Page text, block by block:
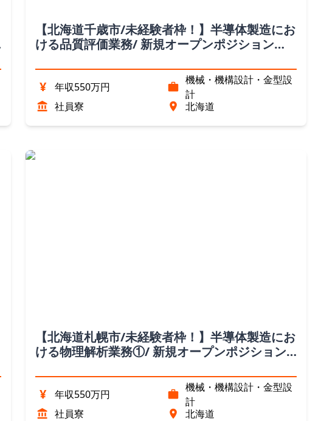
【北海道千歳市/未経験者枠！】半導体製造にお
ける品質評価業務/ 新規オープンポジション
¥
年収550万円
機械・機構設計・金型設
計
社員寮
北海道
【北海道札幌市/未経験者枠！】半導体製造にお
ける物理解析業務①/ 新規オープンポジション
¥
年収550万円
機械・機構設計・金型設
計
社員寮
北海道